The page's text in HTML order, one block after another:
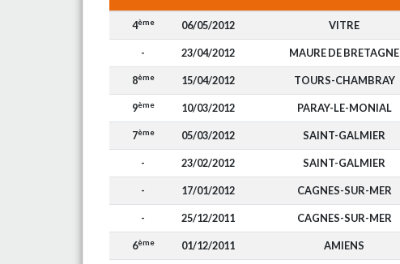
4ème 06/05/2012 VITRE
- 23/04/2012 MAURE DE BRETAGNE
8ème 15/04/2012 TOURS-CHAMBRAY
9ème 10/03/2012 PARAY-LE-MONIAL
7ème 05/03/2012 SAINT-GALMIER
- 23/02/2012 SAINT-GALMIER
- 17/01/2012 CAGNES-SUR-MER
- 25/12/2011 CAGNES-SUR-MER
6ème 01/12/2011 AMIENS